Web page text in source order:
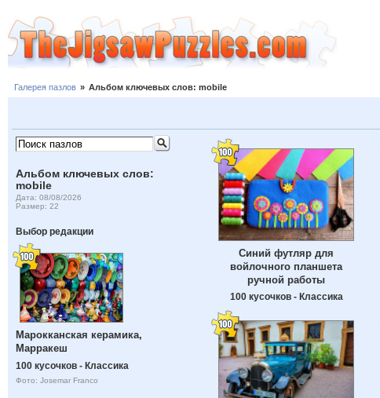
Галерея пазлов » Альбом ключевых слов: mobile
Альбом ключевых слов:
mobile
Дата: 08/08/2026
Размер: 22
Выбор редакции
Марокканская керамика,
Марракеш
100 кусочков - Классика
Фото: Josemar Franco
Синий футляр для
войлочного планшета
ручной работы
100 кусочков - Классика